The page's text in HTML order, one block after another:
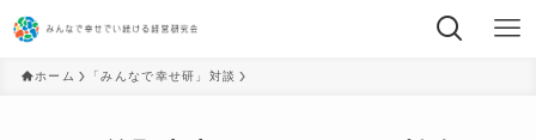
ホーム 「みんなで幸せ研」対談